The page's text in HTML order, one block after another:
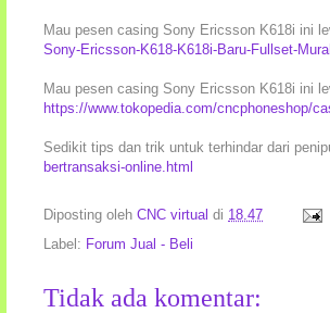
Mau pesen casing Sony Ericsson K618i ini
Sony-Ericsson-K618-K618i-Baru-Fullset-
Mau pesen casing Sony Ericsson K618i ini
https://www.tokopedia.com/cncphoneshop/
Sedikit tips dan trik untuk terhindar dari
bertransaksi-online.html
Diposting oleh CNC virtual di 18.47
Label: Forum Jual - Beli
Tidak ada komentar: